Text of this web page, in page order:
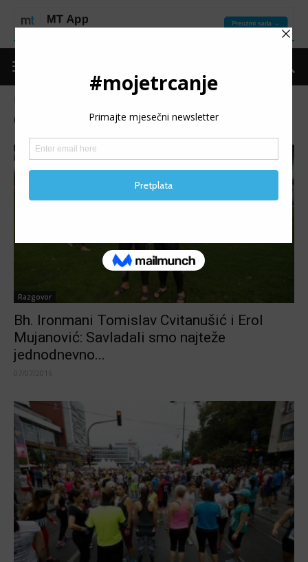
Oznaka: erol mujanovic
Razgovor
Bh. Ironmani Tomislav Cvitanušić i Erol
Mujanović: Savladali smo najteže
jednodnevno...
07/07/2016